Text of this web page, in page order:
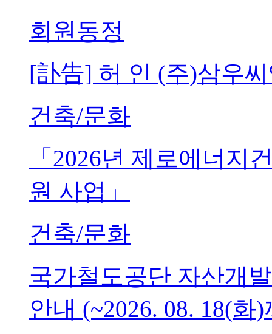
회원동정
[訃告] 허 인 (주)삼우
건축/문화
「2026년 제로에너지
원 사업」
건축/문화
국가철도공단 자산개
안내 (~2026. 08. 18(화